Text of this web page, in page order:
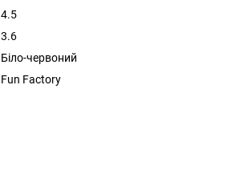
4.5
3.6
Біло-червоний
Fun Factory